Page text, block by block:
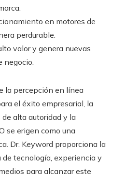
en motores de
perdurable.
valor y genera nuevas
negocio.
la percepción en línea
el éxito empresarial, la
alta autoridad y la
se erigen como una
Dr. Keyword proporciona la
tecnología, experiencia y
para alcanzar este